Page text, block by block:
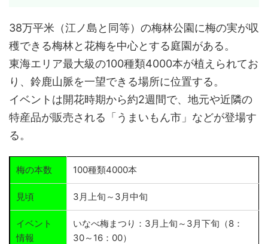
38万平米（江ノ島と同等）の梅林公園に梅の実が収
穫できる梅林と花梅を中心とする庭園がある。
東海エリア最大級の100種類4000本が植えられてお
り、鈴鹿山脈を一望できる場所に位置する。
イベントは開花時期から約2週間で、地元や近隣の
特産品が販売される「うまいもん市」などが登場す
る。
梅の本数 100種類4000本
見頃 3月上旬～3月中旬
イベント
情報
いなべ梅まつり：3月上旬～3月下旬（8：
30～16：00）